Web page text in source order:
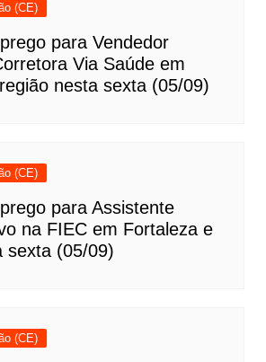
(CE)
para Vendedor
Via Saúde em
nesta sexta (05/09)
(CE)
para Assistente
na FIEC em Fortaleza e
sexta (05/09)
(CE)